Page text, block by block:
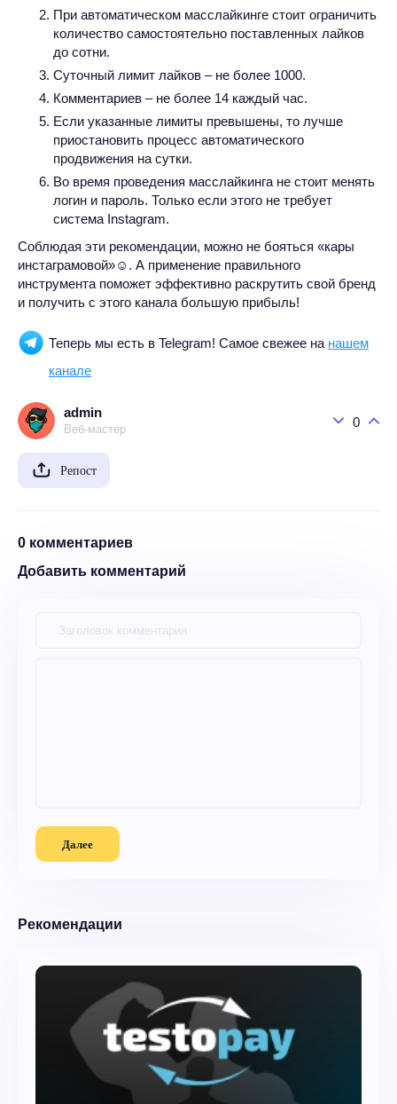
При автоматическом масслайкинге стоит ограничить
количество самостоятельно поставленных лайков
до сотни.
Суточный лимит лайков – не более 1000.
Комментариев – не более 14 каждый час.
Если указанные лимиты превышены, то лучше
приостановить процесс автоматического
продвижения на сутки.
Во время проведения масслайкинга не стоит менять
логин и пароль. Только если этого не требует
система Instagram.
Соблюдая эти рекомендации, можно не бояться «кары
инстаграмовой»☺. А применение правильного
инструмента поможет эффективно раскрутить свой бренд
и получить с этого канала большую прибыль!
Теперь мы есть в Telegram! Самое свежее на нашем
канале
0
Репост
admin
Веб-мастер
0 комментариев
Добавить комментарий
Далее
Рекомендации